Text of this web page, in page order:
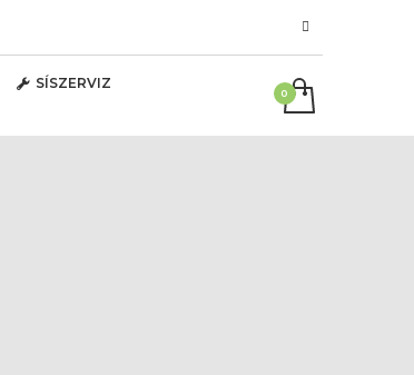
SÍSZERVIZ